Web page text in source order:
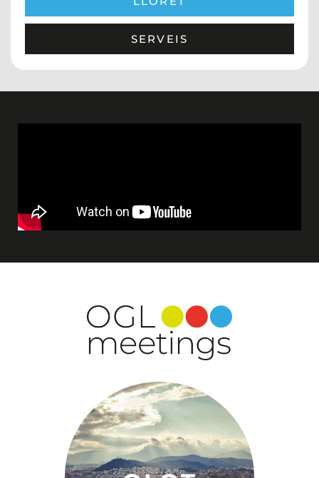
SERVEIS
DESCOBREIX